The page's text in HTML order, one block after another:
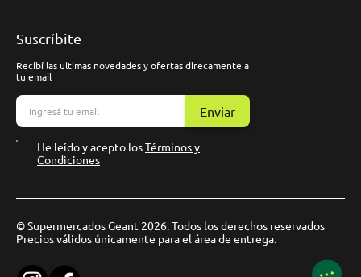
Suscríbite
Recibí las ultimas novedades y ofertas direcamente a
tu email
Enviar
He leído y acepto losTérminos y
Condiciones
© Supermercados Geant 2026. Todos los derechos reservados
Precios válidos únicamente para el área de entrega.